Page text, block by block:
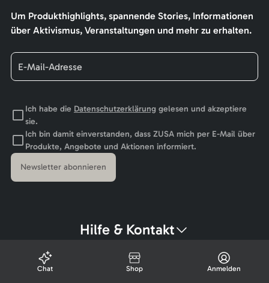
Um Produkthighlights, spannende Stories, Informationen
über Aktivismus, Veranstaltungen und mehr zu erhalten.
Ich habe die Datenschutzerklärunggelesen und akzeptiere
sie.
Ich bin damit einverstanden, dass ZUSA mich per E-Mail über
Produkte, Angebote und Aktionen informiert.
Newsletter abonnieren
Hilfe & Kontakt
Chat Shop Anmelden